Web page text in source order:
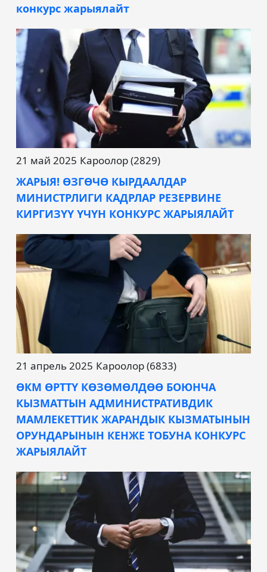
конкурс жарыялайт
21 май 2025 Кароолор (2829)
ЖАРЫЯ! ӨЗГӨЧӨ КЫРДААЛДАР
МИНИСТРЛИГИ КАДРЛАР РЕЗЕРВИНЕ
КИРГИЗҮҮ ҮЧҮН КОНКУРС ЖАРЫЯЛАЙТ
21 апрель 2025 Кароолор (6833)
ӨКМ ӨРТТҮ КӨЗӨМӨЛДӨӨ БОЮНЧА
КЫЗМАТТЫН АДМИНИСТРАТИВДИК
МАМЛЕКЕТТИК ЖАРАНДЫК КЫЗМАТЫНЫН
ОРУНДАРЫНЫН КЕНЖЕ ТОБУНА КОНКУРС
ЖАРЫЯЛАЙТ